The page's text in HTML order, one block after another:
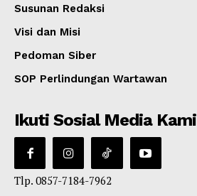
Susunan Redaksi
Visi dan Misi
Pedoman Siber
SOP Perlindungan Wartawan
Ikuti Sosial Media Kami
Tlp. 0857-7184-7962